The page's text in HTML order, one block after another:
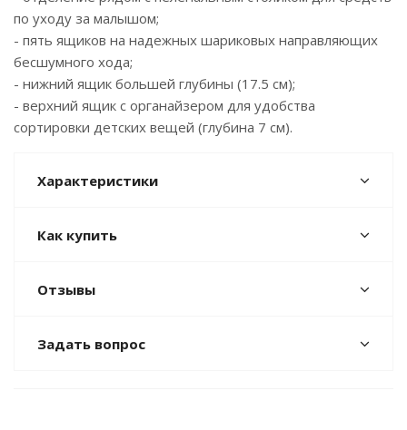
по уходу за малышом;
- пять ящиков на надежных шариковых направляющих
бесшумного хода;
- нижний ящик большей глубины (17.5 см);
- верхний ящик с органайзером для удобства
сортировки детских вещей (глубина 7 см).
Характеристики
Как купить
Отзывы
Задать вопрос